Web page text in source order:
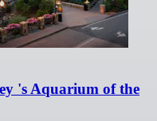
's Aquarium of the